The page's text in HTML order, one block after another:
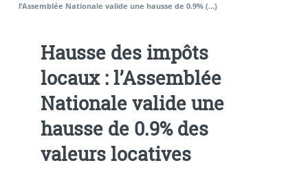
l’Assemblée Nationale valide une hausse de 0.9% (…)
Hausse des impôts
locaux : l’Assemblée
Nationale valide une
hausse de 0.9% des
valeurs locatives